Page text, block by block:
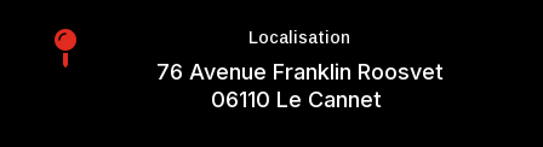
 Localisation
76 Avenue Franklin Roosvet
06110 Le Cannet